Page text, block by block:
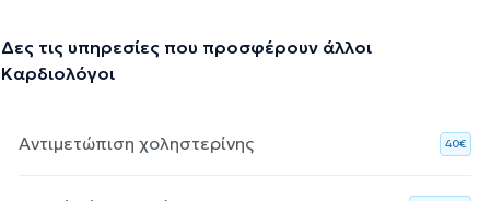
Δες τις υπηρεσίες που προσφέρουν άλλοι
Καρδιολόγοι
Αντιμετώπιση χοληστερίνης 40€